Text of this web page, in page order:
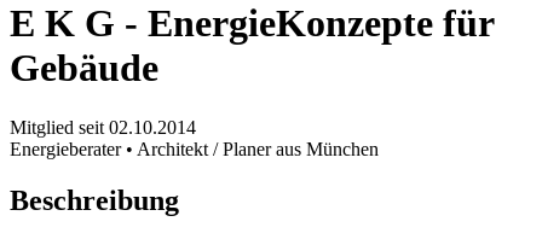
E K G - EnergieKonzepte für
Gebäude
Mitglied seit 02.10.2014
Energieberater • Architekt / Planer aus München
Beschreibung